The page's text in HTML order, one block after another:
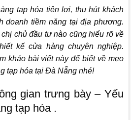
tạp hóa tiện lợi, thu hút khách
doanh tiềm năng tại địa phương.
chủ đầu tư nào cũng hiểu rõ về
kế cửa hàng chuyên nghiệp.
khảo bài viết này để biết về mẹo
tạp hóa tại Đà Nẵng nhé!
gian trưng bày – Yếu
tạp hóa .